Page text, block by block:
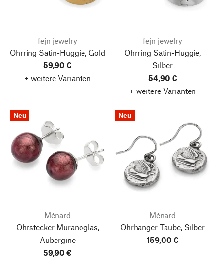
fejn jewelry
Ohrring Satin-Huggie, Gold
59,90 €
+ weitere Varianten
fejn jewelry
Ohrring Satin-Huggie,
Silber
54,90 €
+ weitere Varianten
Neu
Ménard
Ohrstecker Muranoglas,
Aubergine
59,90 €
Neu
Ménard
Ohrhänger Taube, Silber
159,00 €